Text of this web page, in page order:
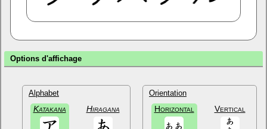
Options d'affichage
Alphabet
Katakana Hiragana
Orientation
Horizontal Vertical